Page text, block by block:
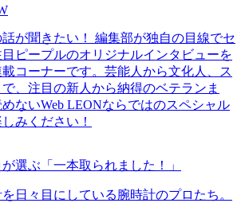
が聞きたい！ 編集部が独自の目線でセ
ピープルのオリジナルインタビューを
コーナーです。芸能人から文化人、ス
、注目の新人から納得のベテランま
ないWeb LEONならではのスペシャル
みください！
選ぶ「一本取られました！」
日々目にしている腕時計のプロたち。